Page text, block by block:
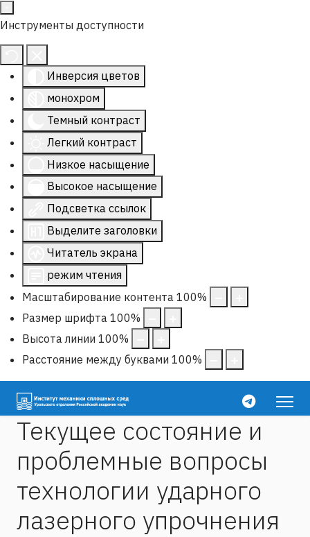
Инструменты доступности
Инверсия цветов
монохром
Темный контраст
Легкий контраст
Низкое насыщение
Высокое насыщение
Подсветка ссылок
Выделите заголовки
Читатель экрана
режим чтения
Масштабирование контента 100%
Размер шрифта 100%
Высота линии 100%
Расстояние между буквами 100%
Текущее состояние и
проблемные вопросы
технологии ударного
лазерного упрочнения